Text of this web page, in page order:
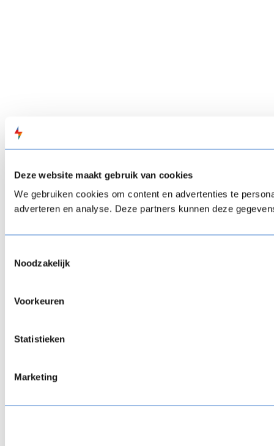
Deze website maakt gebruik van cookies
We gebruiken cookies om content en advertenties te
adverteren en analyse. Deze partners kunnen deze
Noodzakelijk
Voorkeuren
Statistieken
Marketing